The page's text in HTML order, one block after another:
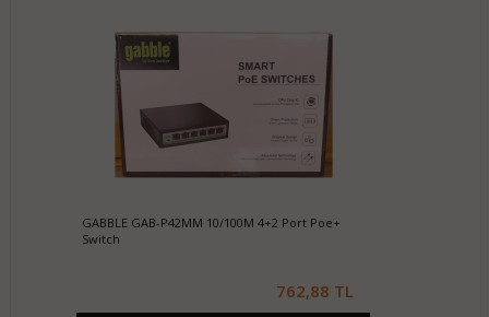
GABBLE GAB-P42MM 10/100M 4+2 Port Poe+
Switch
762,88 TL